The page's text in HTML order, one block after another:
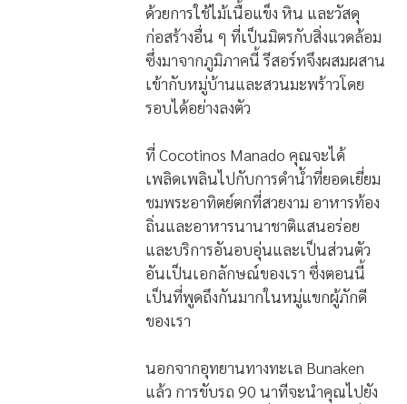
ด้วยการใช้ไม้เนื้อแข็ง หิน และวัสดุ
ก่อสร้างอื่น ๆ ที่เป็นมิตรกับสิ่งแวดล้อม
ซึ่งมาจากภูมิภาคนี้ รีสอร์ทจึงผสมผสาน
เข้ากับหมู่บ้านและสวนมะพร้าวโดย
รอบได้อย่างลงตัว
ที่ Cocotinos Manado คุณจะได้
เพลิดเพลินไปกับการดำน้ำที่ยอดเยี่ยม
ชมพระอาทิตย์ตกที่สวยงาม อาหารท้อง
ถิ่นและอาหารนานาชาติแสนอร่อย
และบริการอันอบอุ่นและเป็นส่วนตัว
อันเป็นเอกลักษณ์ของเรา ซึ่งตอนนี้
เป็นที่พูดถึงกันมากในหมู่แขกผู้ภักดี
ของเรา
นอกจากอุทยานทางทะเล Bunaken
แล้ว การขับรถ 90 นาทีจะนำคุณไปยัง